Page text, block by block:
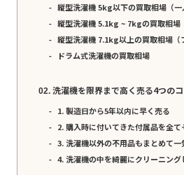
縦型洗濯機 5kg以下の買取相場（一
縦型洗濯機 5.1kg ~ 7kgの買取相場
縦型洗濯機 7.1kg以上の買取相場（
ドラム式洗濯機の買取相場
洗濯機を限界まで高く売る4つの
1. 製造日から5年以内に早く売る
2. 購入時に付いてきた付属品を全て
3. 洗濯機以外の不用品もまとめて一
4. 洗濯機の中を綺麗にクリーニング